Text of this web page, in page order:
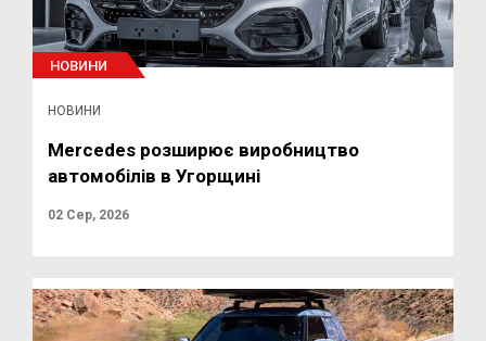
НОВИНИ
НОВИНИ
Mercedes розширює виробництво
автомобілів в Угорщині
02 Сер, 2026